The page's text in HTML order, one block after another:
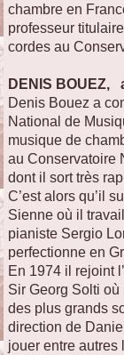
chambre en
professeur
cordes au
DENIS BOUEZ,
Denis Bouez a
National de
musique de
au Conservatoire
dont il sort très
C’est alors qu’il
Sienne où il
pianiste Sergio
perfectionne en
En 1974 il rejoint
Sir Georg Solti
des plus grands
direction de
jouer entre autres